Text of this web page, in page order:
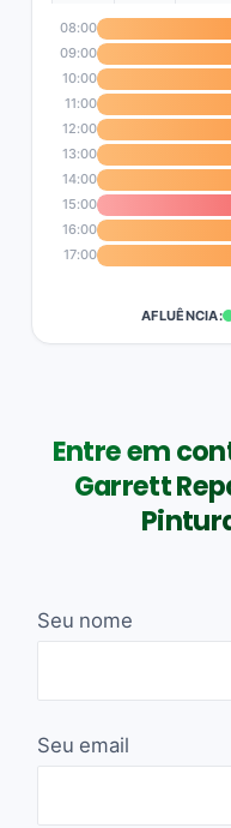
08:00
09:00
10:00
11:00
12:00
13:00
14:00
15:00
16:00
17:00
AFLUÊNCIA:
Entre em
Garrett
Seu nome
Seu email